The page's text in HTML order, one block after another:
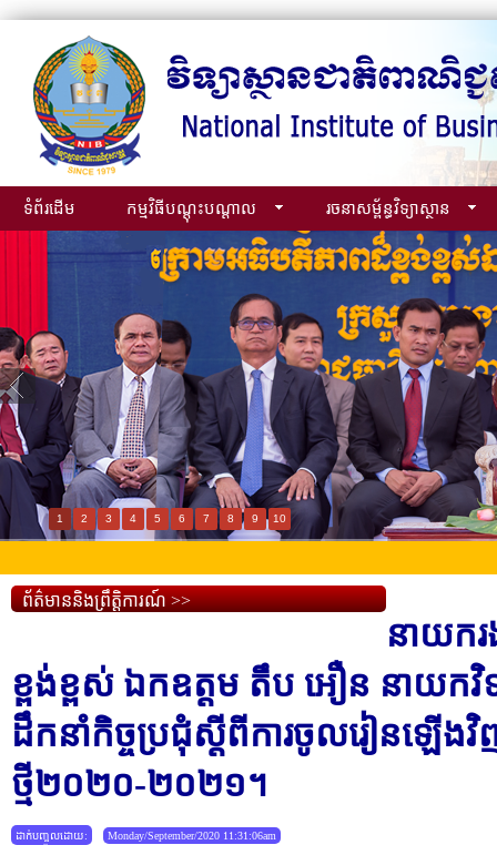
ទំព័រដើម កម្មវិធីបណ្ដុះបណ្ដាល រចនាសម្ព័ន្ធវិទ្យាស្ថាន
1 2 3 4 5 6 7 8 9 10
ព័ត៌មាននិងព្រឹត្តិការណ៍ >>
នាយក
ខ្ពង់ខ្ពស់ ឯកឧត្តម តឹប អឿន នាយកវិ
ដឹកនាំកិច្ចប្រជុំស្តីពីការចូលរៀនឡើងវិ
ថ្មី២០២០-២០២១។
ដាក់បញ្ចូលដោយ: Monday/September/2020 11:31:06am